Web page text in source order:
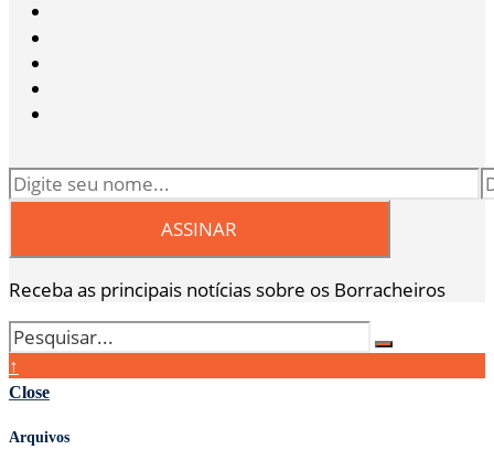
Receba as principais notícias sobre os Borracheiros
↑
Close
Arquivos